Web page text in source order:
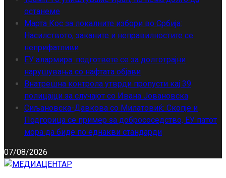
останеме
Марта Кос за локалните избори во Србија:
Насилството, заканите и неправилностите се
неприфатливи
ЕУ алармира: подгответе се за долготрајни
нарушувања со нафтата објави
Внатрешна контрола утврди пропусти кај 39
полицајци за случајот со Ивана Јовановска
Сиљановска-Давкова со Милатовиќ: Скопје и
Подгорица се пример за добрососедство, ЕУ патот
мора да биде по еднакви стандарди
07/08/2026